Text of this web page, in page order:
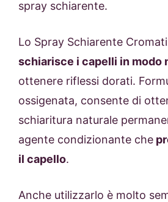
spray schiarente.
Lo Spray Schiarente
schiarisce i capelli in modo
ottenere riflessi dorati.
ossigenata, consente di
schiaritura naturale
agente condizionante che
il capello.
Anche utilizzarlo è molto